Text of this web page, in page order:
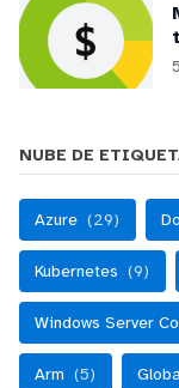
NUBE DE
Azure (29)
Kubernetes (9)
Windows Server
Arm (5)